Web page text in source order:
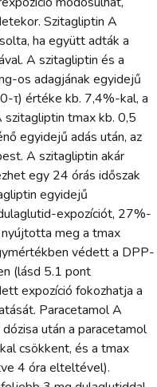
Szitagliptin A
ha együtt adták a
A szitagliptin és a
os adagjának egyidejű
τ) értéke kb. 7,4%-kal, a
tmax kb. 0,5
egyidejű adás után, az
A szitagliptin akár
egy 24 órás időszak
egyidejű
expozíciót, 27%-
meg a tmax
védett a DPP-
(lásd 5.1 pont
expozíció fokozhatja a
Paracetamol A
után a paracetamol
csökkent, és a tmax
4 óra elteltével).